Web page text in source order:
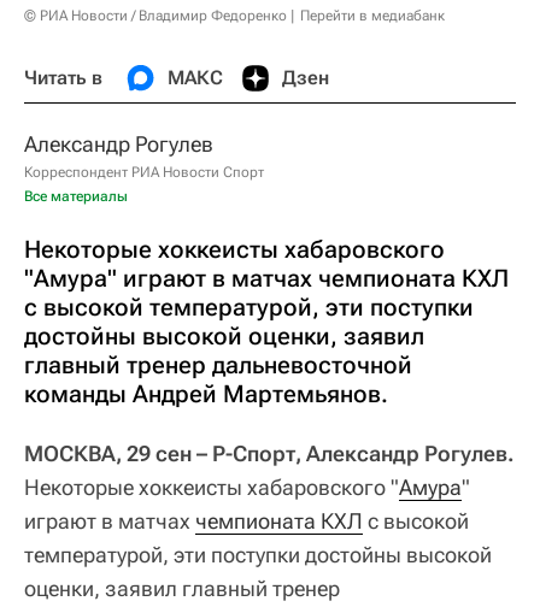
© РИА Новости / Владимир Федоренко Перейти в медиабанк
Читать в МАКС Дзен
Александр Рогулев
Корреспондент РИА Новости Спорт
Все материалы
Некоторые хоккеисты хабаровского
"Амура" играют в матчах чемпионата КХЛ
с высокой температурой, эти поступки
достойны высокой оценки, заявил
главный тренер дальневосточной
команды Андрей Мартемьянов.
МОСКВА, 29 сен – Р-Спорт, Александр Рогулев.
Некоторые хоккеисты хабаровского "Амура"
играют в матчах чемпионата КХЛ с высокой
температурой, эти поступки достойны высокой
оценки, заявил главный тренер